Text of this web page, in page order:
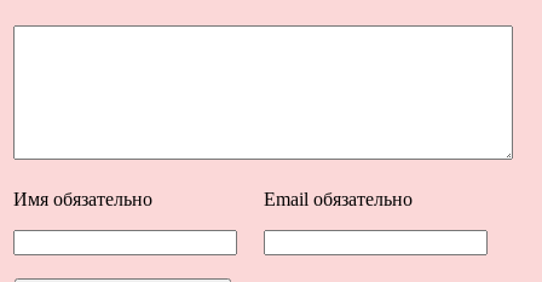
Имя обязательно Email обязательно